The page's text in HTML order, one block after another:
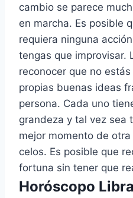
cambio se parece
en marcha. Es posible
requiera ninguna
tengas que improvisar.
reconocer que no
propias buenas ideas
persona. Cada uno
grandeza y tal vez sea
mejor momento de
celos. Es posible que
fortuna sin tener que
Horóscopo